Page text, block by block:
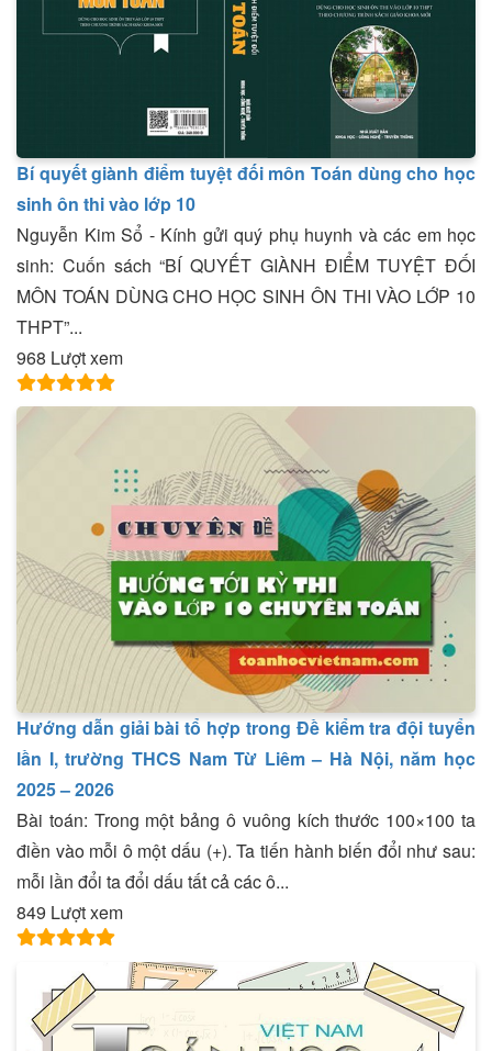
Bí quyết giành điểm tuyệt đối môn Toán dùng cho học
sinh ôn thi vào lớp 10
Nguyễn Kim Sổ - Kính gửi quý phụ huynh và các em học
sinh: Cuốn sách “BÍ QUYẾT GIÀNH ĐIỂM TUYỆT ĐỐI
MÔN TOÁN DÙNG CHO HỌC SINH ÔN THI VÀO LỚP 10
THPT”...
968 Lượt xem
Hướng dẫn giải bài tổ hợp trong Đề kiểm tra đội tuyển
lần I, trường THCS Nam Từ Liêm – Hà Nội, năm học
2025 – 2026
Bài toán: Trong một bảng ô vuông kích thước 100×100 ta
điền vào mỗi ô một dấu (+). Ta tiến hành biến đổi như sau:
mỗi lần đổi ta đổi dấu tất cả các ô...
849 Lượt xem